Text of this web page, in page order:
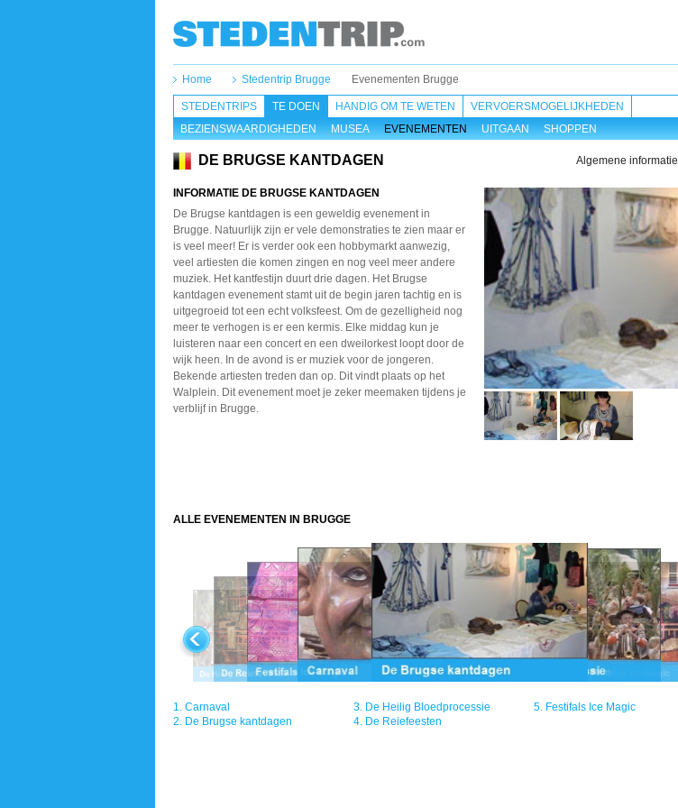
Home Stedentrip Brugge Evenementen Brugge
STEDENTRIPS
TE DOEN
BEZIENSWAARDIGHEDEN
MUSEA EVENEMENTEN UITGAAN SHOPPEN
HANDIG OM TE WETEN VERVOERSMOGELIJKHEDEN
DE BRUGSE KANTDAGEN
INFORMATIE DE BRUGSE KANTDAGEN
De Brugse kantdagen is een geweldig evenement in
Brugge. Natuurlijk zijn er vele demonstraties te zien maar er
is veel meer! Er is verder ook een hobbymarkt aanwezig,
veel artiesten die komen zingen en nog veel meer andere
muziek. Het kantfestijn duurt drie dagen. Het Brugse
kantdagen evenement stamt uit de begin jaren tachtig en is
uitgegroeid tot een echt volksfeest. Om de gezelligheid nog
meer te verhogen is er een kermis. Elke middag kun je
luisteren naar een concert en een dweilorkest loopt door de
wijk heen. In de avond is er muziek voor de jongeren.
Bekende artiesten treden dan op. Dit vindt plaats op het
Walplein. Dit evenement moet je zeker meemaken tijdens je
verblijf in Brugge.
ALLE EVENEMENTEN IN BRUGGE
1. Carnaval
2. De Brugse kantdagen
3. De Heilig Bloedprocessie
4. De Reiefeesten
5. Festifals Ice Magic
Algemene informatie